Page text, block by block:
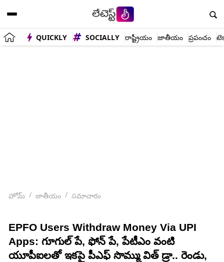
QUICKLY SOCIALLY రాష్ట్రీయం జాతీయం ప్రపంచం
హోమ్ జాతీయం సమాచారం
EPFO Users Withdraw Money Via UPI
Apps: గూగుల్ పే, ఫోన్ పే, పేటీఎం వంటి
యూపీఐలతో ఇకపై పీఎఫ్‌ సొమ్ము విత్‌ డ్రా.. రెండు,